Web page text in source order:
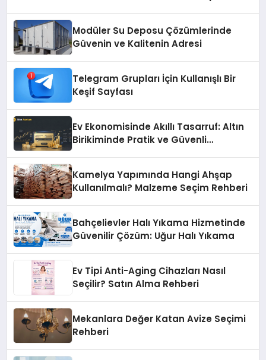
Modüler Su Deposu Çözümlerinde
Güvenin ve Kalitenin Adresi
Telegram Grupları İçin Kullanışlı Bir
Keşif Sayfası
Ev Ekonomisinde Akıllı Tasarruf: Altın
Birikiminde Pratik ve Güvenli
Kamelya Yapımında Hangi Ahşap
Kullanılmalı? Malzeme Seçim Rehberi
Bahçelievler Halı Yıkama Hizmetinde
Güvenilir Çözüm: Uğur Halı Yıkama
Ev Tipi Anti-Aging Cihazları Nasıl
Seçilir? Satın Alma Rehberi
Mekanlara Değer Katan Avize Seçimi
Rehberi